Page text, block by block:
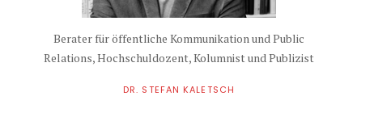
Berater für öffentliche Kommunikation und Public
Relations, Hochschuldozent, Kolumnist und Publizist
DR. STEFAN KALETSCH